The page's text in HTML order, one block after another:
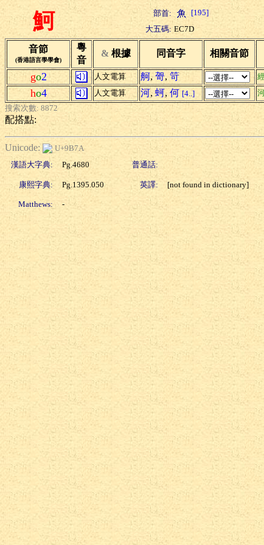
魺 部首: [195]
大五碼: EC7D
音節
(香港語言學學會)
粵
音
& 根據 同音字 相關音節
go2 人文電算 舸, 哿, 笴
ho4 人文電算 河, 蚵, 何 [4..]
搜索次數: 8872
配搭點:
Unicode:
U+9B7A
漢語大字典:
Pg.4680 普通話:
康熙字典: Pg.1395.050 英譯: [not found in dictionary]
Matthews: -